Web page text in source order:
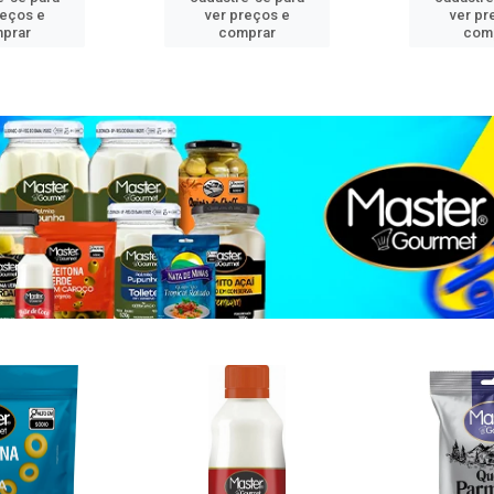
e
ver preços e
comprar
ver